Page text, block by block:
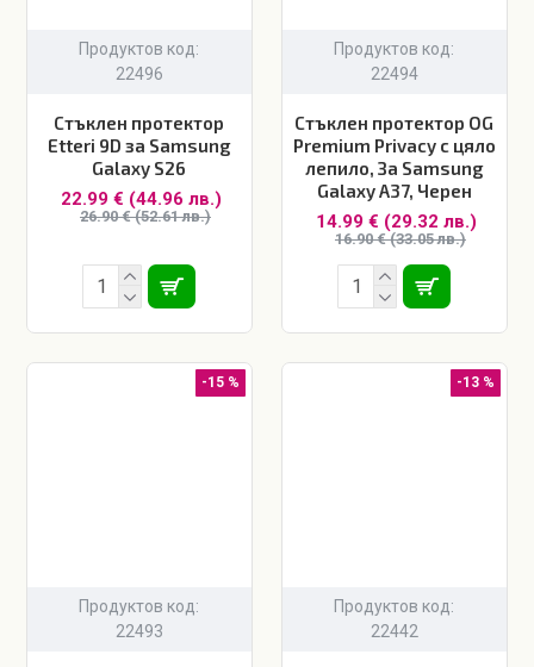
Продуктов код:
22496
Стъклен протектор
Etteri 9D за Samsung
Galaxy S26
22.99 € (44.96 лв.)
26.90 € (52.61 лв.)
Продуктов код:
22494
Стъклен протектор OG
Premium Privacy с цяло
лепило, За Samsung
Galaxy A37, Черен
14.99 € (29.32 лв.)
16.90 € (33.05 лв.)
-15 %
Продуктов код:
22493
-13 %
Продуктов код:
22442